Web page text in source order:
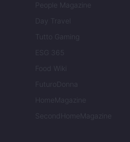
People Magazine
Day Travel
Tutto Gaming
ESG 365
Food Wiki
FuturoDonna
HomeMagazine
SecondHomeMagazine